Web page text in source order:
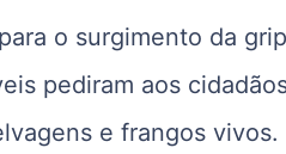
o surgimento da
pediram aos
e frangos vivos.